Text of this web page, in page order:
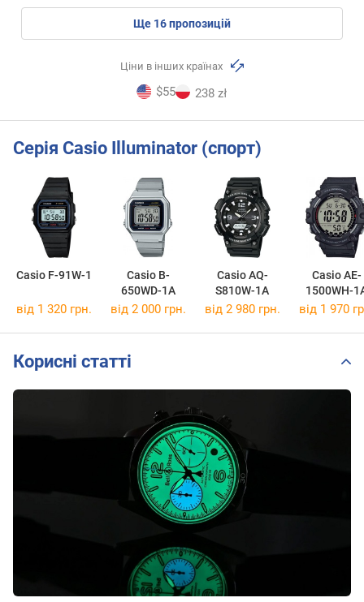
ще 16пропозицій
Ціни в інших країнах
$55 238 zł
Серія Casio Illuminator (спорт)
Casio F-91W-1
Casio B-
650WD-1A
Casio AQ-
S810W-1A
Casio AE-
1500WH-
від 1 320 грн. від 2 000 грн. від 2 980 грн. від 1 970
Корисні статті